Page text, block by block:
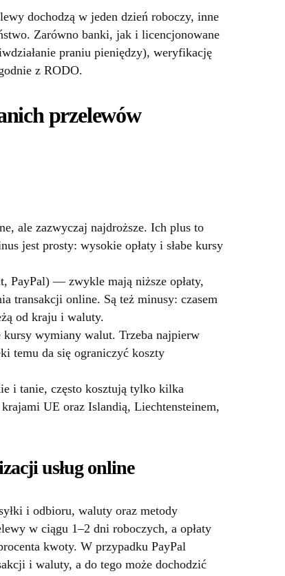
dochodzą w jeden dzień roboczy, inne
Zarówno banki, jak i licencjonowane
praniu pieniędzy), weryfikację
z RODO.
przelewów
ale zazwyczaj najdroższe. Ich plus to
jest prosty: wysokie opłaty i słabe kursy
PayPal) — zwykle mają niższe opłaty,
transakcji online. Są też minusy: czasem
od kraju i waluty.
wymiany walut. Trzeba najpierw
temu da się ograniczyć koszty
i tanie, często kosztują tylko kilka
UE oraz Islandią, Liechtensteinem,
usług online
i odbioru, waluty oraz metody
w ciągu 1–2 dni roboczych, a opłaty
kwoty. W przypadku PayPal
i waluty, a do tego może dochodzić